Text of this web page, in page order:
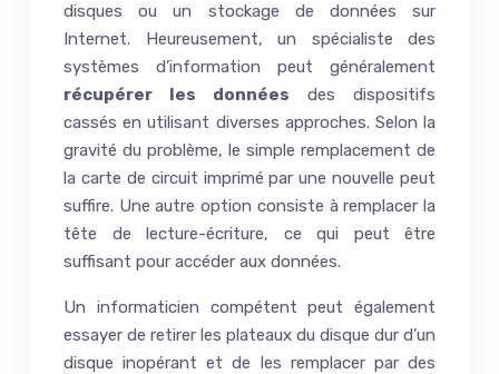
disques ou un stockage de données sur
Internet. Heureusement, un spécialiste des
systèmes d’information peut généralement
récupérer les données des dispositifs
cassés en utilisant diverses approches. Selon la
gravité du problème, le simple remplacement de
la carte de circuit imprimé par une nouvelle peut
suffire. Une autre option consiste à remplacer la
tête de lecture-écriture, ce qui peut être
suffisant pour accéder aux données.
Un informaticien compétent peut également
essayer de retirer les plateaux du disque dur d’un
disque inopérant et de les remplacer par des